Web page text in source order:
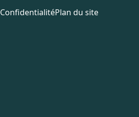
ConfidentialitéPlan du site